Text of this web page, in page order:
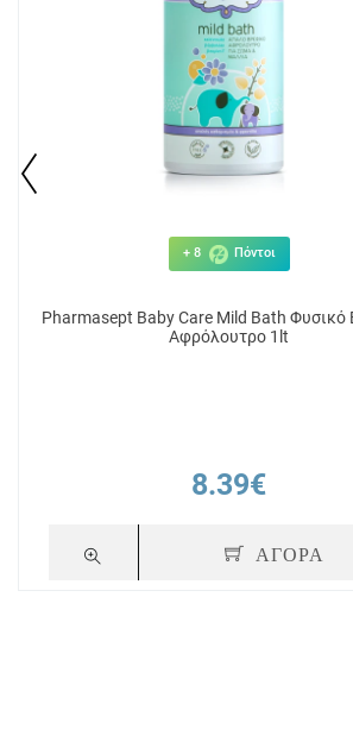
+ 8 Πόντοι
Pharmasept Baby Care Mild Bath Φυσικό
Αφρόλουτρο 1lt
8.39€
ΑΓΟΡΑ